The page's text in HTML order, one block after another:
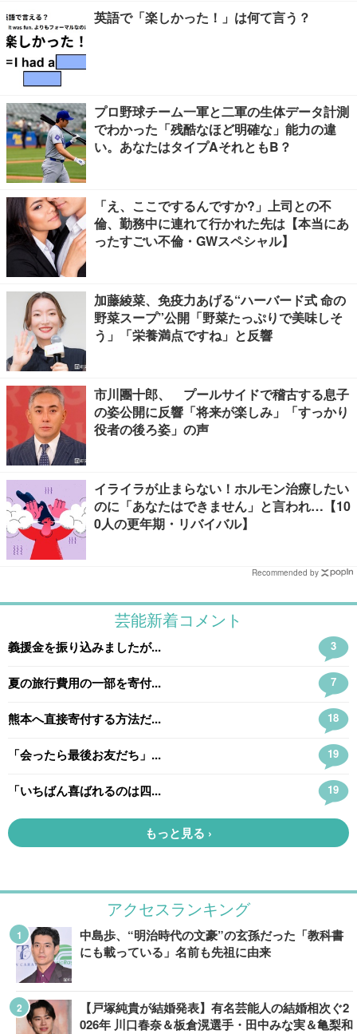
英語で「楽しかった！」は何て言う？
プロ野球チーム一軍と二軍の生体データ計測
でわかった「残酷なほど明確な」能力の違
い。あなたはタイプAそれともB？
「え、ここでするんですか?」上司との不
倫、勤務中に連れて行かれた先は【本当にあ
ったすごい不倫・GWスペシャル】
加藤綾菜、免疫力あげる“ハーバード式 命の
野菜スープ”公開「野菜たっぷりで美味しそ
う」「栄養満点ですね」と反響
市川團十郎、 プールサイドで稽古する息子
の姿公開に反響「将来が楽しみ」「すっかり
役者の後ろ姿」の声
イライラが止まらない！ホルモン治療したい
のに「あなたはできません」と言われ…【10
0人の更年期・リバイバル】
Recommended by
アクセスランキング
中島歩、“明治時代の文豪”の玄孫だった「教科書
にも載っている」名前も先祖に由来
【戸塚純貴が結婚発表】有名芸能人の結婚相次ぐ2
026年 川口春奈＆板倉滉選手・田中みな実＆亀梨和